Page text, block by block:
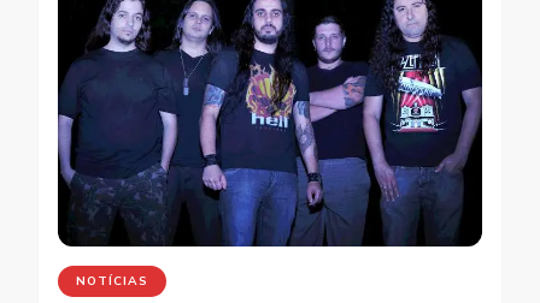
NOTÍCIAS